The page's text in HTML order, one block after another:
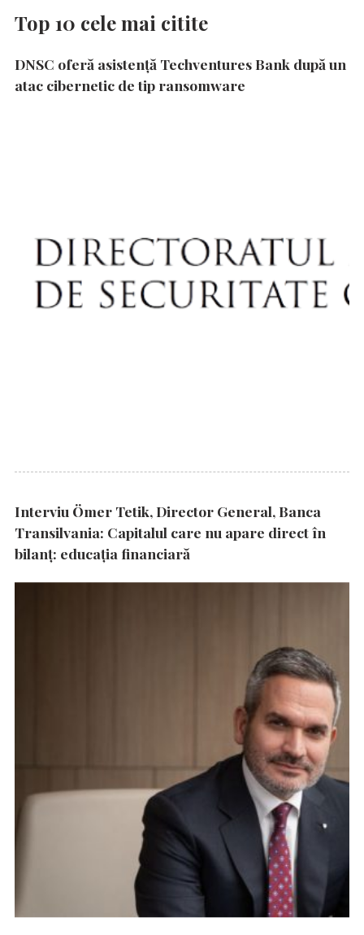
Top 10 cele mai citite
DNSC oferă asistență Techventures Bank după un
atac cibernetic de tip ransomware
Interviu Ömer Tetik, Director General, Banca
Transilvania: Capitalul care nu apare direct în
bilanț: educația financiară